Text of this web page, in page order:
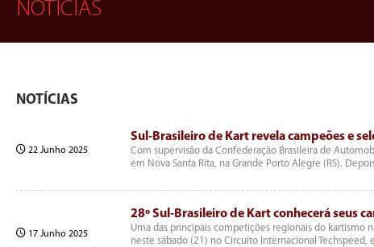
NOTÍCIAS
NOTÍCIAS
22 Junho 2025
Sul-Brasileiro de Kart revela campeões e
Com supervisão da Confederação Brasileira de
em Nova Santa Rita, na Grande Porto Alegre (RS).
17 Junho 2025
28º Sul-Brasileiro de Kart conhecerá seus
Uma das principais competições regionais do kartismo
neste sábado (21) no Circuito Internacional Techspeed,